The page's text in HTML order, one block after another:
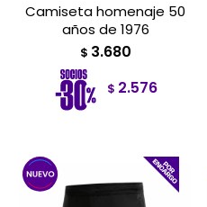
Camiseta homenaje 50
años de 1976
$ 3.680
$ 2.576